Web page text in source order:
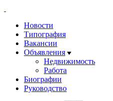
Новости
Типография
Вакансии
Объявления
Недвижимость
Работа
Биографии
Руководство